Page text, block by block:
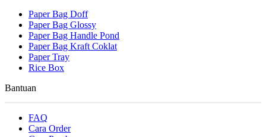
Paper Bag Doff
Paper Bag Glossy
Paper Bag Handle Pond
Paper Bag Kraft Coklat
Paper Tray
Rice Box
Bantuan
FAQ
Cara Order